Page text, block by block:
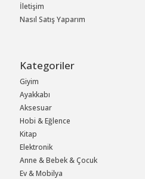
İletişim
Nasıl Satış Yaparım
Kategoriler
Giyim
Ayakkabı
Aksesuar
Hobi & Eğlence
Kitap
Elektronik
Anne & Bebek & Çocuk
Ev & Mobilya